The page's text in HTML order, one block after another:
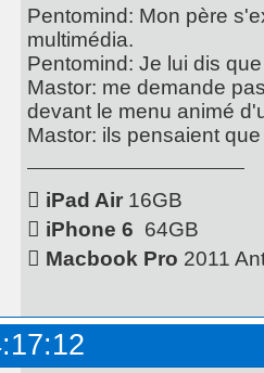
Pentomind: Mon père
multimédia.
Pentomind: Je lui dis
Mastor: me demande
devant le menu animé
Mastor: ils pensaient
 iPad Air16GB
 iPhone 6 64GB
 Macbook Pro 2011